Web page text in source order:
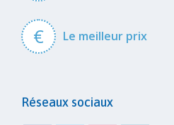
€ Le meilleur prix
Réseaux sociaux